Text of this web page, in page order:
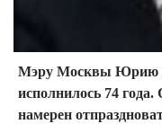
Мэру Москвы Юрию
исполнилось 74
намерен